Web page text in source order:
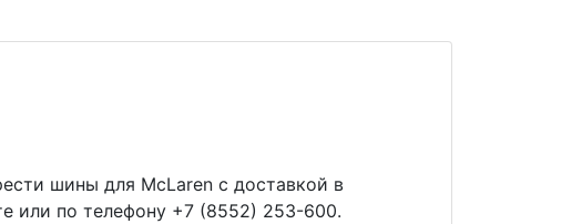
шины для McLaren с доставкой в
или по телефону +7 (8552) 253-600.